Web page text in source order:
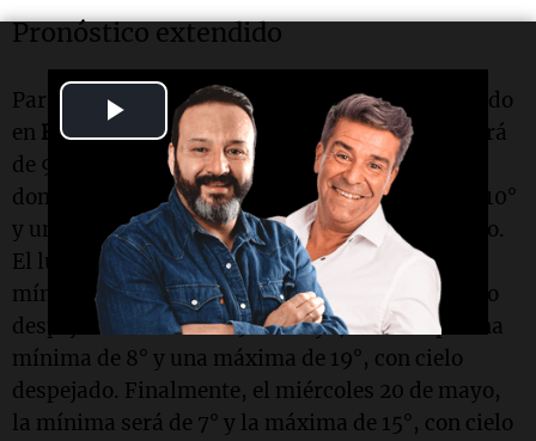
Play
Video
Pronóstico extendido
Para los próximos días, se prevé un clima variado
en Rosario. El sábado 16 de mayo, la mínima será
de 9° y la máxima de 19°, con cielo nublado. El
domingo 17 de mayo, se espera una mínima de 10°
y una máxima de 16°, también con cielo cubierto.
El lunes 18 de mayo, el clima mejorará, con una
mínima de 7° y una máxima de 16°, bajo un cielo
despejado. El martes 19 de mayo, se anticipa una
mínima de 8° y una máxima de 19°, con cielo
despejado. Finalmente, el miércoles 20 de mayo,
la mínima será de 7° y la máxima de 15°, con cielo